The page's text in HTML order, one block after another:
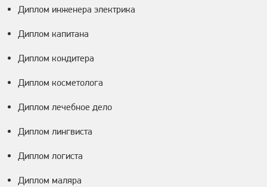
Диплом инженера электрика
Диплом капитана
Диплом кондитера
Диплом косметолога
Диплом лечебное дело
Диплом лингвиста
Диплом логиста
Диплом маляра